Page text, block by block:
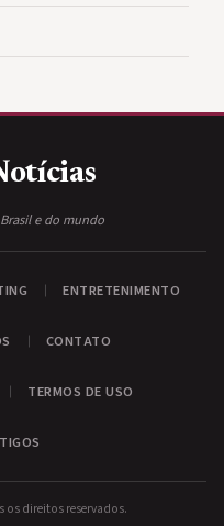
e do mundo
ENTRETENIMENTO
CONTATO
TERMOS DE USO
os direitos reservados.